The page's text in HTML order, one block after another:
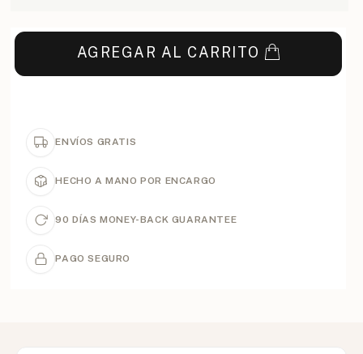
AGREGAR AL CARRITO
ENVÍOS GRATIS
HECHO A MANO POR ENCARGO
90 DÍAS MONEY-BACK GUARANTEE
PAGO SEGURO